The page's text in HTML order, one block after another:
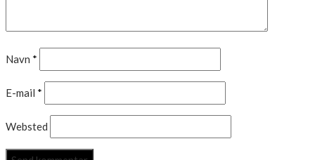
Navn *
E-mail *
Websted